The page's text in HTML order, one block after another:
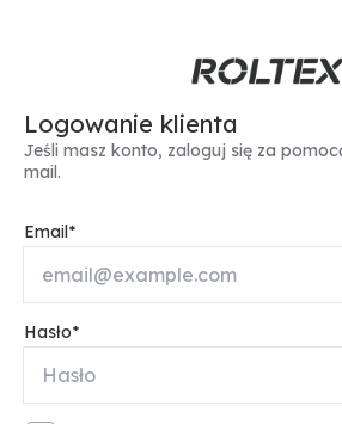
Logowanie klienta
Jeśli masz konto, zaloguj się za
mail.
Email
Hasło